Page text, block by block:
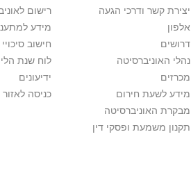
יצירת קשר ודרכי הגעה
אלפון
דרושים
נהלי האוניברסיטה
מכרזים
מידע לשעת חירום
מבקרת האוניברסיטה
תקנון משמעת ופסקי דין
רישום
מידע
חישוב
לוח שנת
ידיעונים
כניסה